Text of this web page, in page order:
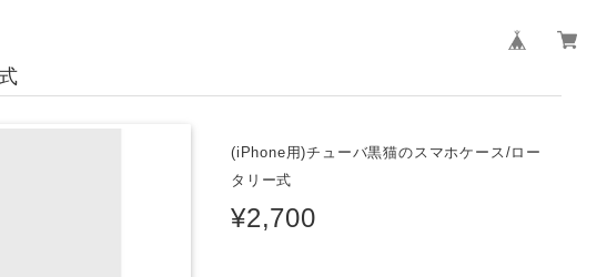
(iPhone用)チューバ黒猫のスマホケース/ロー
タリー式
¥2,700